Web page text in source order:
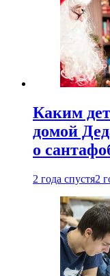
Каким
домой
о
2 года спустя2